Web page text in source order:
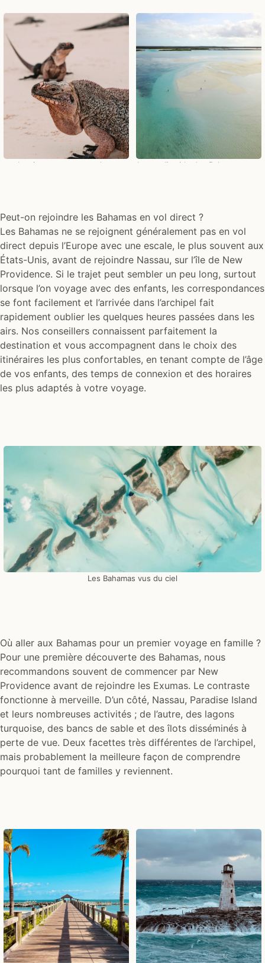
Les iguanes sur une plage
La mer limpide des Bahamas avec
Peut-on rejoindre les Bahamas en vol direct ?
Les Bahamas ne se rejoignent généralement pas en vol
direct depuis l’Europe avec une escale, le plus souvent aux
États-Unis, avant de rejoindre Nassau, sur l’île de New
Providence. Si le trajet peut sembler un peu long, surtout
lorsque l’on voyage avec des enfants, les correspondances
se font facilement et l’arrivée dans l’archipel fait
rapidement oublier les quelques heures passées dans les
airs. Nos conseillers connaissent parfaitement la
destination et vous accompagnent dans le choix des
itinéraires les plus confortables, en tenant compte de l’âge
de vos enfants, des temps de connexion et des horaires
les plus adaptés à votre voyage.
Les Bahamas vus du ciel
Où aller aux Bahamas pour un premier voyage en famille ?
Pour une première découverte des Bahamas, nous
recommandons souvent de commencer par New
Providence avant de rejoindre les Exumas. Le contraste
fonctionne à merveille. D’un côté, Nassau, Paradise Island
et leurs nombreuses activités ; de l’autre, des lagons
turquoise, des bancs de sable et des îlots disséminés à
perte de vue. Deux facettes très différentes de l’archipel,
mais probablement la meilleure façon de comprendre
pourquoi tant de familles y reviennent.